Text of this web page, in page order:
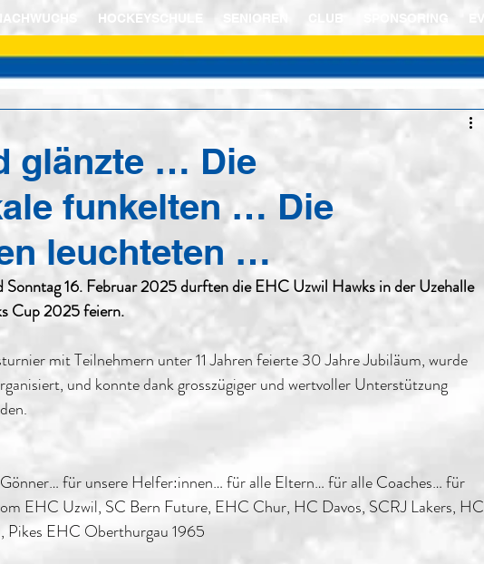
NACHWUCHS HOCKEYSCHULE SENIOREN CLUB SPONSORING
glänzte … Die
funkelten … Die
leuchteten …
Sonntag 16. Februar 2025 durften die EHC Uzwil Hawks in der Uzehalle
Cup 2025 feiern.
mit Teilnehmern unter 11 Jahren feierte 30 Jahre Jubiläum, wurde
und konnte dank grosszügiger und wertvoller Unterstützung
für unsere Helfer:innen… für alle Eltern… für alle Coaches… für
EHC Uzwil, SC Bern Future, EHC Chur, HC Davos, SCRJ Lakers, HC
Pikes EHC Oberthurgau 1965